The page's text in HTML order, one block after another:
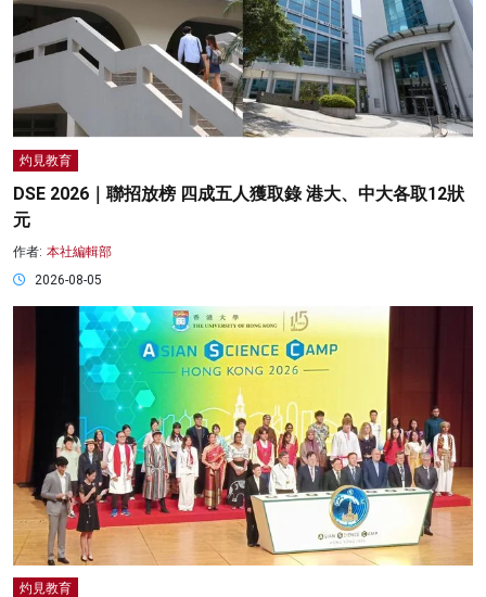
灼見教育
DSE 2026｜聯招放榜 四成五人獲取錄 港大、中大各取12狀
元
作者: 本社編輯部
2026-08-05
灼見教育